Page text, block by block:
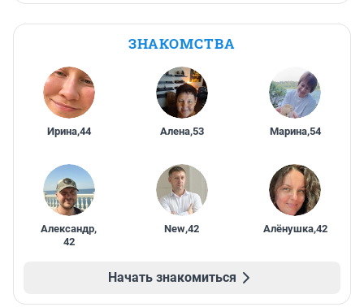
ЗНАКОМСТВА
Ирина,44 Алена,53 Марина,54
Александр,
42
New,42 Алёнушка,42
Начать знакомиться